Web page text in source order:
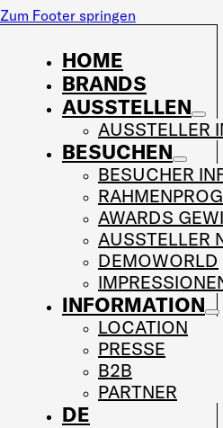
Zum Footer springen
HOME
BRANDS
AUSSTELLEN
AUSSTELLER
BESUCHEN
BESUCHER
AWARDS
AUSSTELLER
DEMOWORLD
INFORMATION
LOCATION
PRESSE
B2B
PARTNER
DE